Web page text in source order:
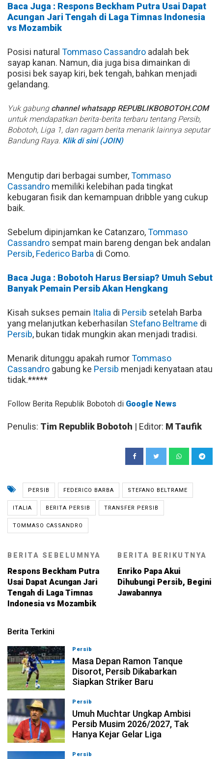
Baca Juga : Respons Beckham Putra Usai Dapat
Acungan Jari Tengah di Laga Timnas Indonesia
vs Mozambik
Posisi natural Tommaso Cassandro adalah bek
sayap kanan. Namun, dia juga bisa dimainkan di
posisi bek sayap kiri, bek tengah, bahkan menjadi
gelandang.
Yuk gabung channel whatsapp REPUBLIKBOBOTOH.COM
untuk mendapatkan berita-berita terbaru tentang Persib,
Bobotoh, Liga 1, dan ragam berita menarik lainnya seputar
Bandung Raya. Klik di sini (JOIN)
Mengutip dari berbagai sumber,Tommaso
Cassandro memiliki kelebihan pada tingkat
kebugaran fisik dan kemampuan dribble yang cukup
baik.
Sebelum dipinjamkan ke Catanzaro,Tommaso
Cassandro sempat main bareng dengan bek andalan
Persib, Federico Barba di Como.
Baca Juga : Bobotoh Harus Bersiap? Umuh Sebut
Banyak Pemain Persib Akan Hengkang
Kisah sukses pemain Italia di Persib setelah Barba
yang melanjutkan keberhasilan Stefano Beltrame di
Persib, bukan tidak mungkin akan menjadi tradisi.
Menarik ditunggu apakah rumorTommaso
Cassandro gabung ke Persib menjadi kenyataan atau
tidak.*****
Follow Berita Republik Bobotoh di Google News
Penulis: Tim Republik Bobotoh | Editor: M Taufik
PERSIB FEDERICO BARBA STEFANO BELTRAME
ITALIA BERITA PERSIB TRANSFER PERSIB
TOMMASO CASSANDRO
BERITA SEBELUMNYA
Respons Beckham Putra
Usai Dapat Acungan Jari
Tengah di Laga Timnas
Indonesia vs Mozambik
BERITA BERIKUTNYA
Enriko Papa Akui
Dihubungi Persib, Begini
Jawabannya
Berita Terkini
Persib
Masa Depan Ramon Tanque
Disorot, Persib Dikabarkan
Siapkan Striker Baru
Persib
Umuh Muchtar Ungkap Ambisi
Persib Musim 2026/2027, Tak
Hanya Kejar Gelar Liga
Persib